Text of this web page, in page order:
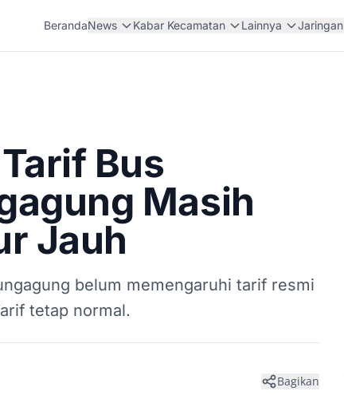
BerandaNews Kabar Kecamatan Lainnya Jaringan
Bus
Masih
Jauh
belum memengaruhi tarif resmi
tetap normal.
Bagikan